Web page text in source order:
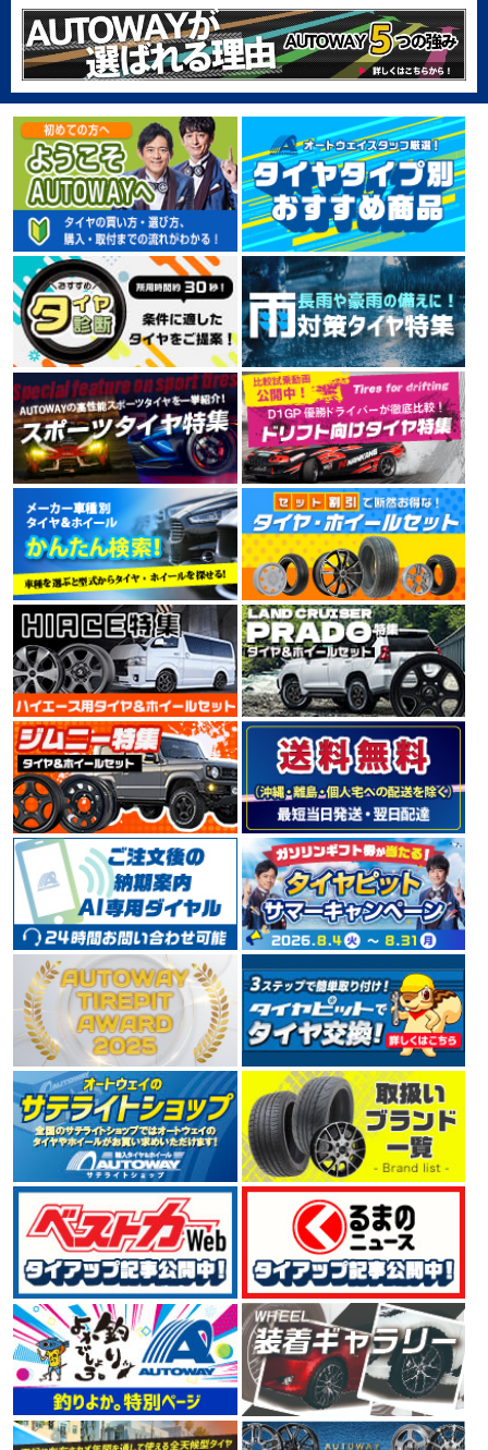
ARMSTRONG（アームストロング）は、アメリカ合衆国
フロリダ州のマイアミに拠点を置き、最先端の技術と製
造施設で、乗用車、商用車のタイヤを製造しています。
総合評価：165件 4.57
FEDERAL
フェデラル
FEDERAL（フェデラル）は、1954年に台湾で設立さ
れ、1960年から1979年はブリヂストンと、1981年から
2000年までは住友ゴム工業（ダンロップ）とそれぞれ技
術提供を行い、基礎から高度な技術までノウハウを習
得。独自のブランドを築き上げてきました。世界70以上
の国、100以上の地域に代理店があり、強力なグローバ
ルネットワークを持つタイヤメーカーです。
総合評価：7件 4.00
特設ページは
こちら!
TRAVELSTAR
トラベルスター
TRAVELSTAR（トラベルスター）は、アメリカに拠点を
置くブランドです。高品質でコストパフォーマンスを両
立し、北米市場の規準、規定に合格しています。
総合評価：16件 4.44
KENDA
ケンダ
KENDA（ケンダ）は、世界150か国以上に愛用されるワ
ールドブランドタイヤで、街乗り、オフロードから本格
レーシングタイヤまで高品質なタイヤをリーズナブルな
価格で提供しています。台湾、中国、ベトナムに7工場
を展開し、すべてでISO9001を取得。環境にも配慮した
製造設備で技術と生産性を高め、より価格競争力のある
製品を市場に送りだしています。
総合評価：9件 4.35
NITTO
ニットー
TOYOタイヤの海外輸出向けブランドNITTO（ニット
ー）。 米国でコアなファンに支持を受けており、デザイ
ン性、革新性をコンセプトとした、ラグジュアリースポ
ーツカーやSUV向けの大口径タイヤが充実しています。
総合評価：150件 4.55
特設ページは
こちら!
DUNLOP
ダンロップ
世界的大手タイヤメーカーDUNLOP（ダンロップ）。 1
909年に日本でゴム製品の製造を開始し、1913年には日
本初となる自動車用タイヤを製造しました。 ハイドロプ
レーニング現象の解明や新技術の開発など、 常に利用者
へ安全を提供するために惜しみない努力を傾注していま
す。
総合評価：
135件 4.49
BRIDGESTONE
ブリヂストン
世界でもトップクラスのタイヤメーカーBRIDGESTONE
（ブリヂストン）。 「世界最高の品質で社会に貢献」を
不変の使命として掲げ、 1930年の第一号タイヤ誕生か
ら2005年には数あるタイヤメーカーの中から、世界トッ
プシェアとなりました。 今もなお業界最大手として技術
革新に余念がありません。
総合評価：124件 4.53
GOODYEAR
グッドイヤー
世界三大タイヤメーカーの一社GOODYEAR（グッドイヤ
ー）。 1898年に米国で創業して以来、120年以上にわた
ってタイヤを製造しています。 ユーザーニーズを満たす
高品質な製品の生産、環境や人々の未来を考えた技術
で、 今もなお、進化を続けるタイヤメーカーです。
総合評価：111件 4.66
特設ページは
こちら!
(4.86点)ike*******さん
MINERVA F205 215/45R17.Z 91Y XL
価格以上の性能を感じられるコスパ抜群のタイヤでした。グリップ・静粛性
ともに想像以上で、街乗りでは安心して走れます。 但し、燃費に関しては
若干心配はしていますが、この値段ではと割り切り、これから様子をみてい
きます。
(5.00点)pek*******さん
RADAR Dimax R8+ 275/40R19.Z 105Y XL
とても良く助かって居ます。ありがとう御座いました。
(5.00点)sig*******さん
MINERVA 209 165/60R15 81T XL
素早い対応ありがとうございました びっくりするくらい早く届きました